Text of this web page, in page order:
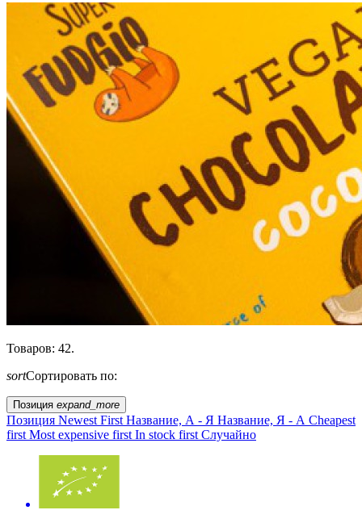
Сельское хозяйство ЕС?
Цена
Товаров: 42.
sortСортировать по:
Позиция expand_more
Позиция Newest First Название, А - Я Название, Я - А Cheapest
first Most expensive first In stock first Случайно